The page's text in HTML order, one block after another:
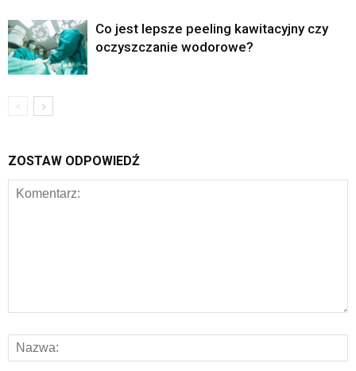
Co jest lepsze peeling kawitacyjny czy
oczyszczanie wodorowe?
ZOSTAW ODPOWIEDŹ